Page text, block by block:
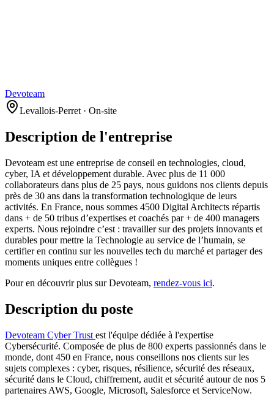
Devoteam
Levallois-Perret · On-site
Description de l'entreprise
Devoteam est une entreprise de conseil en technologies, cloud,
cyber, IA et développement durable. Avec plus de 11 000
collaborateurs dans plus de 25 pays, nous guidons nos clients depuis
près de 30 ans dans la transformation technologique de leurs
activités. En France, nous sommes 4500 Digital Architects répartis
dans + de 50 tribus d’expertises et coachés par + de 400 managers
experts. Nous rejoindre c’est : travailler sur des projets innovants et
durables pour mettre la Technologie au service de l’humain, se
certifier en continu sur les nouvelles tech du marché et partager des
moments uniques entre collègues !
Pour en découvrir plus sur Devoteam, rendez-vous ici.
Description du poste
Devoteam Cyber Trust est l'équipe dédiée à l'expertise
Cybersécurité. Composée de plus de 800 experts passionnés dans le
monde, dont 450 en France, nous conseillons nos clients sur les
sujets complexes : cyber, risques, résilience, sécurité des réseaux,
sécurité dans le Cloud, chiffrement, audit et sécurité autour de nos 5
partenaires AWS, Google, Microsoft, Salesforce et ServiceNow.